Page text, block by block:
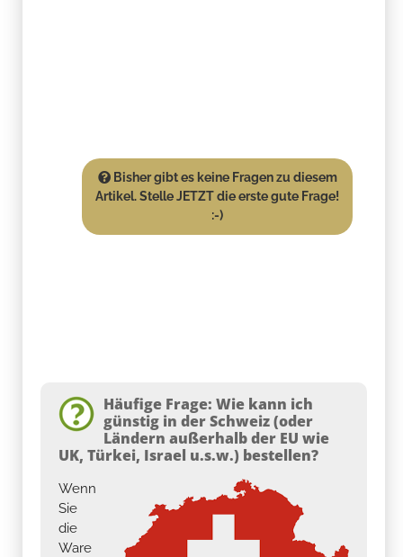
Bisher gibt es keine Fragen zu diesem
Artikel. Stelle JETZT die erste gute Frage!
:-)
Häufige Frage: Wie kann ich
günstig in der Schweiz (oder
Ländern außerhalb der EU wie
UK, Türkei, Israel u.s.w.) bestellen?
Wenn
Sie
die
Ware